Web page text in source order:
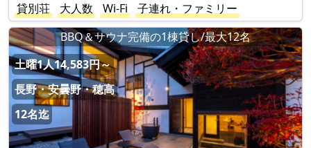
貸別荘
大人数 Wi-Fi
子連れ・ファミリー
BBQ＆サウナ完備の1棟貸し/最大12名
土曜1人14,583円～
長野・安曇野・穂高
12名迄